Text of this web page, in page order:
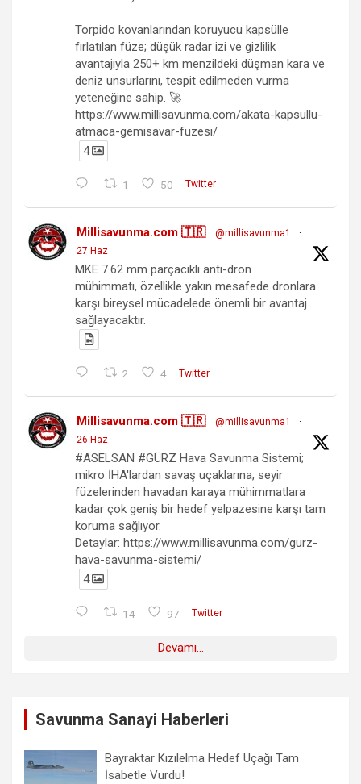
Torpido kovanlarından koruyucu kapsülle
fırlatılan füze; düşük radar izi ve gizlilik
avantajıyla 250+ km menzildeki düşman kara ve
deniz unsurlarını, tespit edilmeden vurma
yeteneğine sahip. 🚀
https://www.millisavunma.com/akata-kapsullu-
atmaca-gemisavar-fuzesi/
4
1 50 Twitter
Millisavunma.com 🇹🇷 @millisavunma1
·
27 Haz
MKE 7.62 mm parçacıklı anti-dron
mühimmatı, özellikle yakın mesafede dronlara
karşı bireysel mücadelede önemli bir avantaj
sağlayacaktır.
2 4 Twitter
Millisavunma.com 🇹🇷 @millisavunma1
·
26 Haz
#ASELSAN #GÜRZ Hava Savunma Sistemi;
mikro İHA'lardan savaş uçaklarına, seyir
füzelerinden havadan karaya mühimmatlara
kadar çok geniş bir hedef yelpazesine karşı tam
koruma sağlıyor.
Detaylar: https://www.millisavunma.com/gurz-
hava-savunma-sistemi/
4
14 97 Twitter
Devamı...
Savunma Sanayi Haberleri
Bayraktar Kızılelma Hedef Uçağı Tam
İsabetle Vurdu!